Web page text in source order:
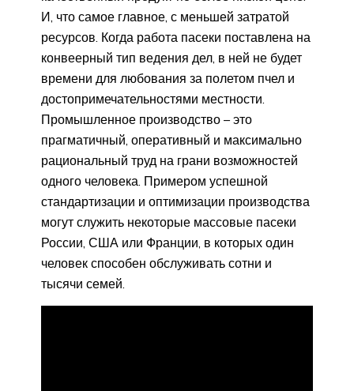
И, что самое главное, с меньшей затратой
ресурсов. Когда работа пасеки поставлена на
конвеерный тип ведения дел, в ней не будет
времени для любования за полетом пчел и
достопримечательностями местности.
Промышленное производство – это
прагматичный, оперативный и максимально
рациональный труд на грани возможностей
одного человека. Примером успешной
стандартизации и оптимизации производства
могут служить некоторые массовые пасеки
России, США или Франции, в которых один
человек способен обслуживать сотни и
тысячи семей.